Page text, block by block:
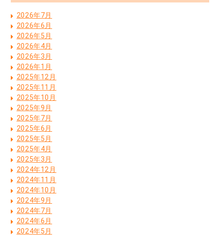
2026年7月
2026年6月
2026年5月
2026年4月
2026年3月
2026年1月
2025年12月
2025年11月
2025年10月
2025年9月
2025年7月
2025年6月
2025年5月
2025年4月
2025年3月
2024年12月
2024年11月
2024年10月
2024年9月
2024年7月
2024年6月
2024年5月